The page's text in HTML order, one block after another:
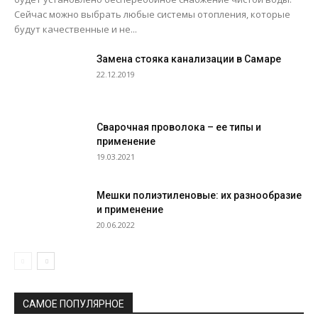
Сейчас можно выбрать любые системы отопления, которые
будут качественные и не...
Замена стояка канализации в Самаре
22.12.2019
Сварочная проволока – ее типы и
применение
19.03.2021
Мешки полиэтиленовые: их разнообразие
и применение
20.06.2022
САМОЕ ПОПУЛЯРНОЕ